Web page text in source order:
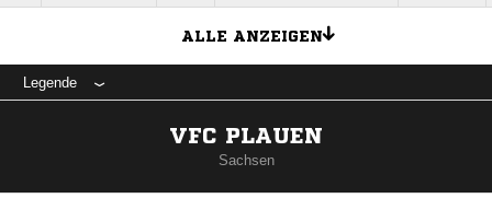
ALLE ANZEIGEN
Legende
VFC PLAUEN
Sachsen